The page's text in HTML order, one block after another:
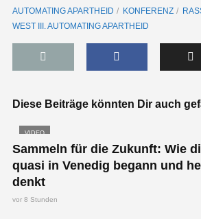
AUTOMATING APARTHEID KONFERENZ
WEST III. AUTOMATING APARTHEID
Diese Beiträge könnten Dir auch
VIDEO
Sammeln für die Zukunft: Wie
quasi in Venedig begann und
denkt
vor 8 Stunden